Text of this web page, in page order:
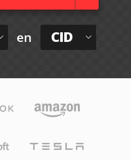
en CID